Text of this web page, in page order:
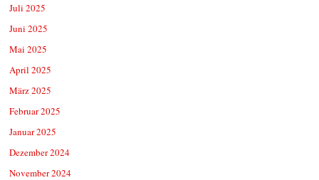
Juli 2025
Juni 2025
Mai 2025
April 2025
März 2025
Februar 2025
Januar 2025
Dezember 2024
November 2024